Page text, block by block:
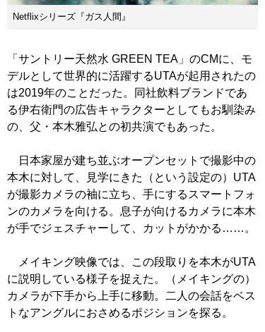
Netflixシリーズ『ガス人間』
「サントリー天然水 GREEN TEA」のCMに、モ
デルとして世界的に活躍するUTAが起用されたの
は2019年のことだった。同社飲料ブランドであ
る伊右衛門の広告キャラクターとしてもお馴染み
の、父・本木雅弘との初共演でもあった。
日本家屋が建ち並ぶオープンセットで撮影中の
本木に対して、見学にきた（という設定の）UTA
が撮影カメラの袖に立ち、手にするスマートフォ
ンのカメラを向ける。息子が向けるカメラに本木
が手でジェスチャーして、カットがかかる……。
メイキング映像では、この段取りを本木がUTA
に説明している様子を捉えた。（メイキングの）
カメラが下手から上手に移動。二人の会話をベス
トなアングルにおさめるポジションを探る。